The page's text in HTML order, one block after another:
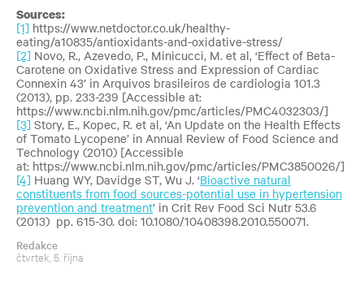
Sources:
[1] https://www.netdoctor.co.uk/healthy-
eating/a10835/antioxidants-and-oxidative-stress/
[2] Novo, R., Azevedo, P., Minicucci, M. et al, ‘Effect of Beta-
Carotene on Oxidative Stress and Expression of Cardiac
Connexin 43’ in Arquivos brasileiros de cardiologia 101.3
(2013), pp. 233-239 [Accessible at:
https://www.ncbi.nlm.nih.gov/pmc/articles/PMC4032303/]
[3] Story, E., Kopec, R. et al, ‘An Update on the Health Effects
of Tomato Lycopene’ in Annual Review of Food Science and
Technology (2010) [Accessible
at: https://www.ncbi.nlm.nih.gov/pmc/articles/PMC3850026/]
[4] Huang WY, Davidge ST, Wu J. ‘Bioactive natural
constituents from food sources-potential use in hypertension
prevention and treatment’ in Crit Rev Food Sci Nutr 53.6
(2013) pp. 615-30. doi: 10.1080/10408398.2010.550071.
Redakce
čtvrtek, 5. října